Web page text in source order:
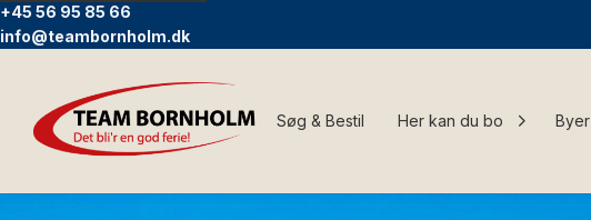
+45 56 95 85 66
info@teambornholm.dk
Søg & Bestil Her kan du bo Byer